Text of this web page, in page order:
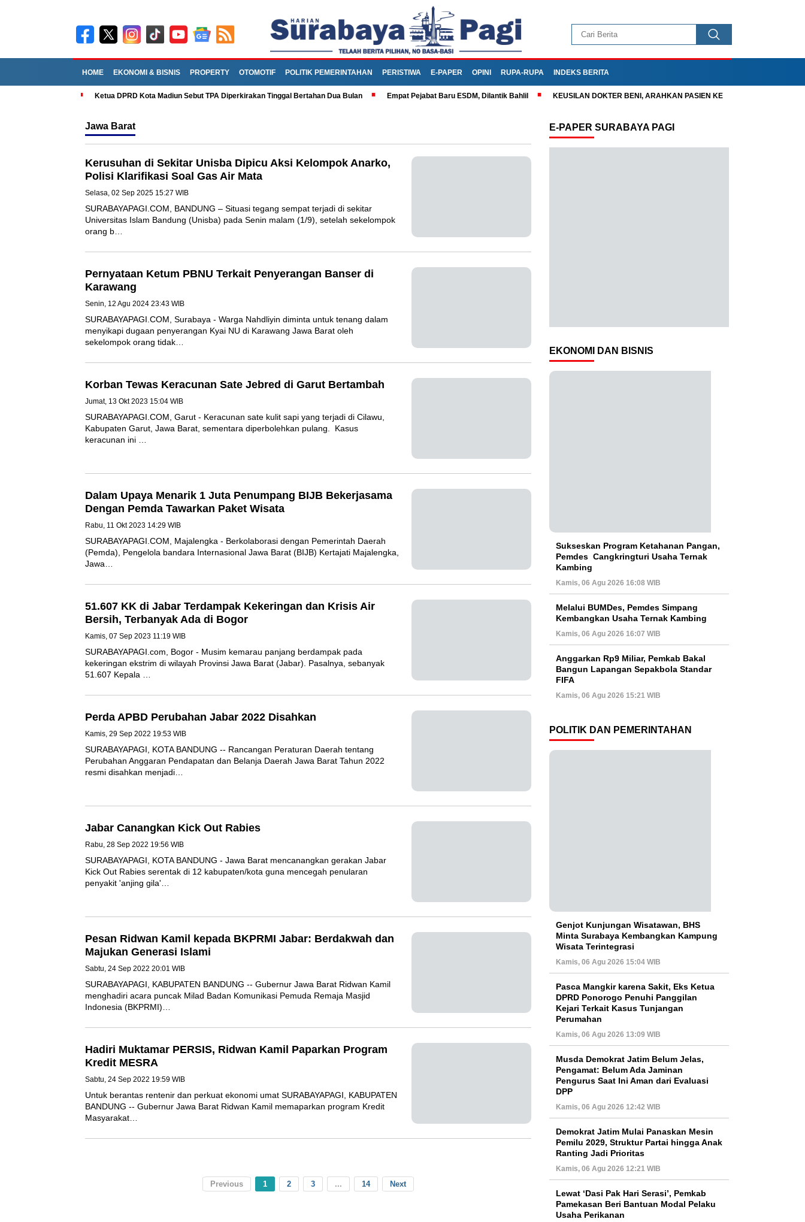
HOME EKONOMI & BISNIS PROPERTY OTOMOTIF POLITIK PEMERINTAHAN PERISTIWA E-PAPER OPINI RUPA-RUPA INDEKS BERITA
Ketua DPRD Kota Madiun Sebut TPA Diperkirakan Tinggal Bertahan Dua Bulan Empat Pejabat Baru ESDM, Dilantik Bahlil KEUSILAN DOKTER BENI, ARAHKAN PASIEN KE
Jawa Barat
Kerusuhan di Sekitar Unisba Dipicu Aksi Kelompok
Anarko, Polisi Klarifikasi Soal Gas Air Mata
Selasa, 02 Sep 2025 15:27 WIB
SURABAYAPAGI.COM, BANDUNG – Situasi tegang sempat terjadi di
sekitar Universitas Islam Bandung (Unisba) pada Senin malam (1/9),
setelah sekelompok orang b…
Pernyataan Ketum PBNU Terkait Penyerangan Banser di
Karawang
Senin, 12 Agu 2024 23:43 WIB
SURABAYAPAGI.COM, Surabaya - Warga Nahdliyin diminta untuk tenang
dalam menyikapi dugaan penyerangan Kyai NU di Karawang Jawa Barat
oleh sekelompok orang tidak…
Korban Tewas Keracunan Sate Jebred di Garut
Bertambah
Jumat, 13 Okt 2023 15:04 WIB
SURABAYAPAGI.COM, Garut - Keracunan sate kulit sapi yang terjadi di
Cilawu, Kabupaten Garut, Jawa Barat, sementara diperbolehkan pulang.
Dalam Upaya Menarik 1 Juta Penumpang BIJB
Bekerjasama Dengan Pemda Tawarkan Paket Wisata
Rabu, 11 Okt 2023 14:29 WIB
SURABAYAPAGI.COM, Majalengka - Berkolaborasi dengan Pemerintah
Daerah (Pemda), Pengelola bandara Internasional Jawa Barat (BIJB)
Kertajati Majalengka, Jawa…
51.607 KK di Jabar Terdampak Kekeringan dan Krisis Air
Bersih, Terbanyak Ada di Bogor
Kamis, 07 Sep 2023 11:19 WIB
SURABAYAPAGI.com, Bogor - Musim kemarau panjang berdampak pada
kekeringan ekstrim di wilayah Provinsi Jawa Barat (Jabar). Pasalnya,
sebanyak 51.607 Kepala …
Perda APBD Perubahan Jabar 2022 Disahkan
Kamis, 29 Sep 2022 19:53 WIB
SURABAYAPAGI, KOTA BANDUNG -- Rancangan Peraturan Daerah
tentang Perubahan Anggaran Pendapatan dan Belanja Daerah Jawa Barat
Tahun 2022 resmi disahkan menjadi…
Jabar Canangkan Kick Out Rabies
Rabu, 28 Sep 2022 19:56 WIB
SURABAYAPAGI, KOTA BANDUNG - Jawa Barat mencanangkan gerakan
Jabar Kick Out Rabies serentak di 12 kabupaten/kota guna mencegah
penularan penyakit 'anjing gila'…
Pesan Ridwan Kamil kepada BKPRMI Jabar: Berdakwah
dan Majukan Generasi Islami
Sabtu, 24 Sep 2022 20:01 WIB
SURABAYAPAGI, KABUPATEN BANDUNG -- Gubernur Jawa Barat Ridwan
Kamil menghadiri acara puncak Milad Badan Komunikasi Pemuda Remaja
Masjid Indonesia (BKPRMI)…
Hadiri Muktamar PERSIS, Ridwan Kamil Paparkan
Program Kredit MESRA
Sabtu, 24 Sep 2022 19:59 WIB
Untuk berantas rentenir dan perkuat ekonomi umat SURABAYAPAGI,
KABUPATEN BANDUNG -- Gubernur Jawa Barat Ridwan Kamil
memaparkan program Kredit Masyarakat…
Previous 1 2 3 ... 14 Next
E-PAPER SURABAYA PAGI
EKONOMI DAN BISNIS
Sukseskan Program Ketahanan
Pangan, Pemdes Cangkringturi
Usaha Ternak Kambing
Melalui BUMDes, Pemdes Simpang
Kembangkan Usaha Ternak Kambing
Anggarkan Rp9 Miliar, Pemkab Bakal
Bangun Lapangan Sepakbola
Standar FIFA
POLITIK DAN PEMERINTAHAN
Genjot Kunjungan Wisatawan, BHS
Minta Surabaya Kembangkan
Kampung Wisata Terintegrasi
Kamis, 06 Agu 2026 15:04 WIB
Pasca Mangkir karena Sakit, Eks
Ketua DPRD Ponorogo Penuhi
Panggilan Kejari Terkait Kasus
Tunjangan Perumahan
Kamis, 06 Agu 2026 13:09 WIB
Musda Demokrat Jatim Belum Jelas,
Pengamat: Belum Ada Jaminan
Pengurus Saat Ini Aman dari Evaluasi
DPP
Kamis, 06 Agu 2026 12:42 WIB
Demokrat Jatim Mulai Panaskan
Mesin Pemilu 2029, Struktur Partai
hingga Anak Ranting Jadi Prioritas
Kamis, 06 Agu 2026 12:21 WIB